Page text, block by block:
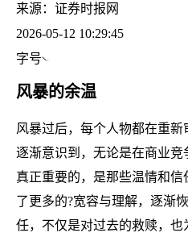
来源： 证券时报网
2026-05-12 10:29:45
字号
风暴的余温
风暴过后，每个人物都在重新
逐渐意识到，无论是在商业竞
真正重要的，是那些温情和
了更多的?宽容与理解，逐渐
任，不仅是对过去的救赎，